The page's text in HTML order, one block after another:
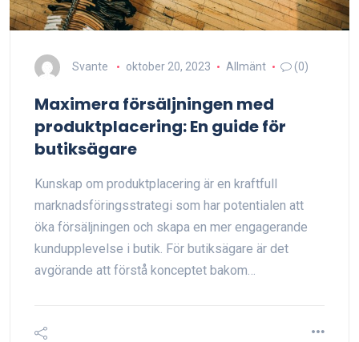
Svante oktober 20, 2023 Allmänt (0)
Maximera försäljningen med
produktplacering: En guide för
butiksägare
Kunskap om produktplacering är en kraftfull
marknadsföringsstrategi som har potentialen att
öka försäljningen och skapa en mer engagerande
kundupplevelse i butik. För butiksägare är det
avgörande att förstå konceptet bakom…